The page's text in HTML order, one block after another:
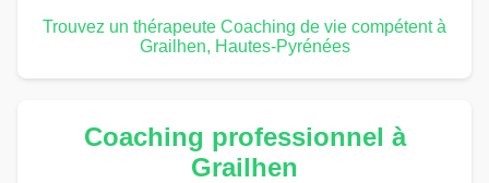
Trouvez un thérapeute Coaching de vie compétent à
Grailhen, Hautes-Pyrénées
Coaching professionnel à
Grailhen